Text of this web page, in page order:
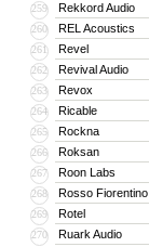
259 Rekkord Audio
260 REL Acoustics
261 Revel
262 Revival Audio
263 Revox
264 Ricable
265 Rockna
266 Roksan
267 Roon Labs
268 Rosso Fiorentino
269 Rotel
270 Ruark Audio